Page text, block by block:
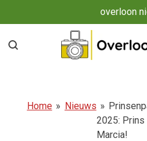
direct
naar
overloon
Home » Nieuws »
2025:
Marcia!